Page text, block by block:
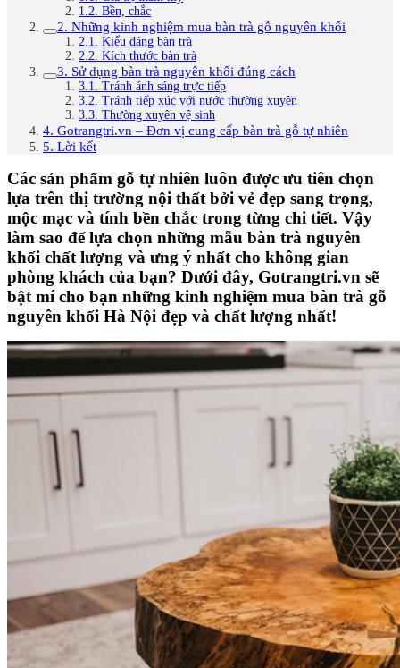
1.2. Bền, chắc
2. Những kinh nghiệm mua bàn trà gỗ nguyên khối
2.1. Kiểu dáng bàn trà
2.2. Kích thước bàn trà
3. Sử dụng bàn trà nguyên khối đúng cách
3.1. Tránh ánh sáng trực tiếp
3.2. Tránh tiếp xúc với nước thường xuyên
3.3. Thường xuyên vệ sinh
4. Gotrangtri.vn – Đơn vị cung cấp bàn trà gỗ tự nhiên
5. Lời kết
Các sản phẩm gỗ tự nhiên luôn được ưu tiên chọn
lựa trên thị trường nội thất bởi vẻ đẹp sang trọng,
mộc mạc và tính bền chắc trong từng chi tiết. Vậy
làm sao để lựa chọn những mẫu bàn trà nguyên
khối chất lượng và ưng ý nhất cho không gian
phòng khách của bạn? Dưới đây, Gotrangtri.vn sẽ
bật mí cho bạn những kinh nghiệm mua bàn trà gỗ
nguyên khối Hà Nội đẹp và chất lượng nhất!